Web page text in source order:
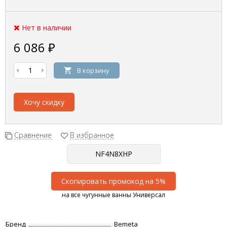
Нет в наличии
6 086 ₽
В корзину
Хочу скидку
Сравнение В избранное
Скопировать промокод на 5%
на все чугунные ванны Универсал
Бренд Bemeta